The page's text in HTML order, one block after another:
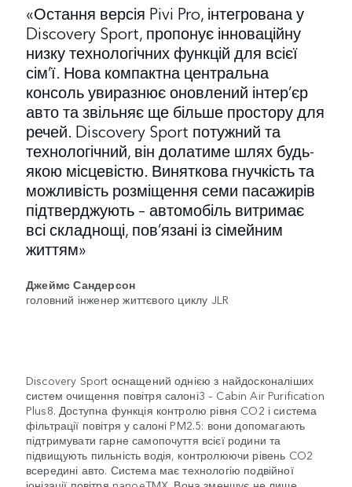
«Остання версія Pivi Pro, інтегрована у
Discovery Sport, пропонує інноваційну
низку технологічних функцій для всієї
сім’ї. Нова компактна центральна
консоль увиразнює оновлений інтер’єр
авто та звільняє ще більше простору для
речей. Discovery Sport потужний та
технологічний, він долатиме шлях будь-
якою місцевістю. Виняткова гнучкість та
можливість розміщення семи пасажирів
підтверджують – автомобіль витримає
всі складнощі, пов’язані із сімейним
життям»
Джеймс Сандерсон
головний інженер життєвого циклу JLR
Discovery Sport оснащений однією з найдосконаліших
систем очищення повітря салоні3 – Cabin Air Purification
Plus8. Доступна функція контролю рівня CO2 і система
фільтрації повітря у салоні PM2.5: вони допомагають
підтримувати гарне самопочуття всієї родини та
підвищують пильність водія, контролюючи рівень CO2
всередині авто. Система має технологію подвійної